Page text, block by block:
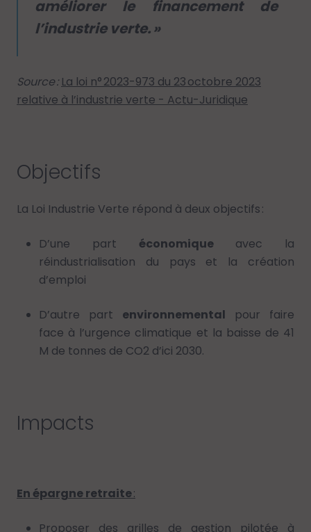
améliorer le financement de
l’industrie verte. »
Source : La loi n° 2023-973 du 23 octobre 2023
relative à l’industrie verte - Actu-Juridique
Objectifs
La Loi Industrie Verte répond à deux objectifs :
D’une part économiqueavec la
réindustrialisation du pays et la création
d’emploi
D’autre part environnemental pour faire
face à l’urgence climatique et la baisse de 41
M de tonnes de CO2 d’ici 2030.
Impacts
En épargne retraite:
Proposer des grilles de gestion pilotée à